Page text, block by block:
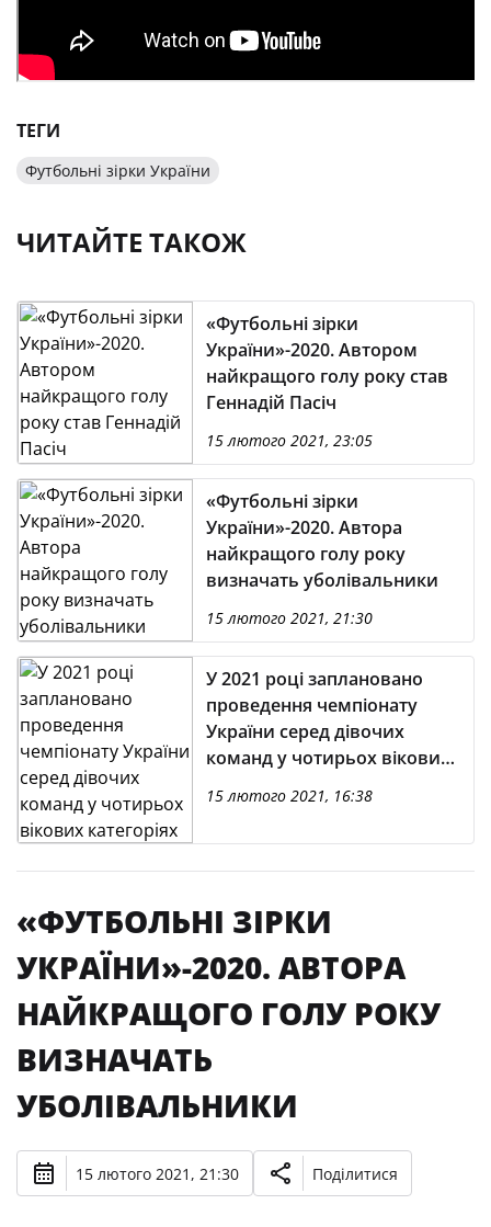
ТЕГИ
Футбольні зірки України
ЧИТАЙТЕ ТАКОЖ
«Футбольні зірки
України»-2020. Автором
найкращого голу року став
Геннадій Пасіч
15 лютого 2021, 23:05
«Футбольні зірки
України»-2020. Автора
найкращого голу року
визначать уболівальники
15 лютого 2021, 21:30
У 2021 році заплановано
проведення чемпіонату
України серед дівочих
команд у чотирьох вікових
15 лютого 2021, 16:38
«ФУТБОЛЬНІ ЗІРКИ
УКРАЇНИ»-2020. АВТОРА
НАЙКРАЩОГО ГОЛУ РОКУ
ВИЗНАЧАТЬ
УБОЛІВАЛЬНИКИ
15 лютого 2021, 21:30 Поділитися